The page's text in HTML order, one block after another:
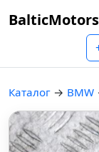
BalticMotors
Каталог → BMW